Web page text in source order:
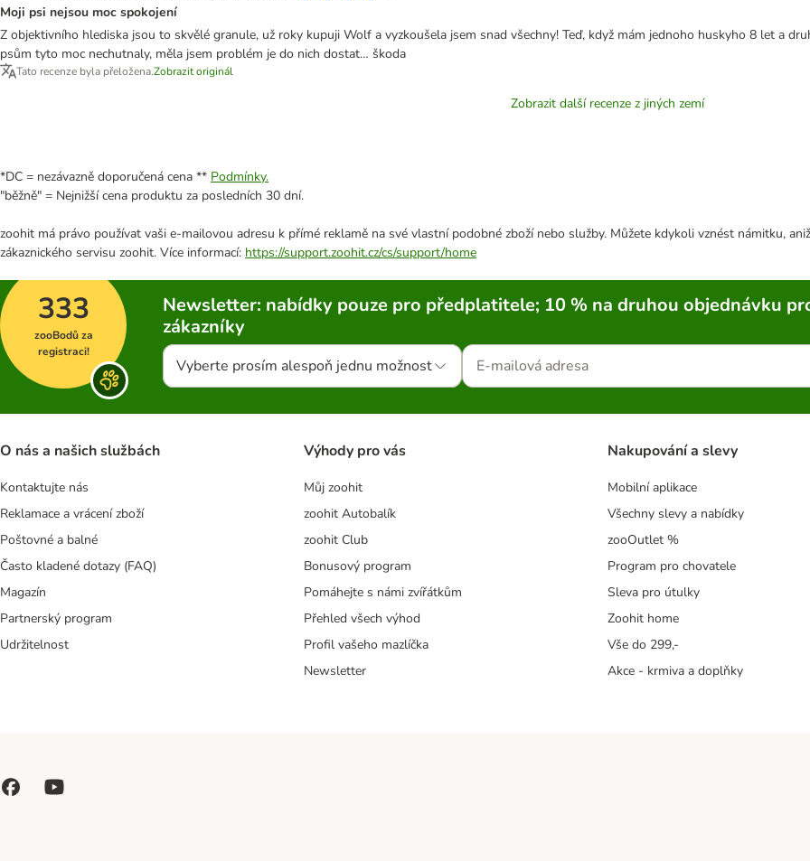
Moji psi nejsou moc spokojení
Z objektivního hlediska jsou to skvělé granule, už roky kupuji Wolf a vyzkoušela jsem snad všechny! Teď, když mám jednoho huskyho 8 let a
psům tyto moc nechutnaly, měla jsem problém je do nich dostat… škoda
Tato recenze byla přeložena.Zobrazit originál
Zobrazit další recenze z jiných zemí
*DC = nezávazně doporučená cena ** Podmínky.
"běžně" = Nejnižší cena produktu za posledních 30 dní.
zoohit má právo používat vaši e-mailovou adresu k přímé reklamě na své vlastní podobné zboží nebo služby. Můžete kdykoli vznést námitku,
zákaznického servisu zoohit. Více informací: https://support.zoohit.cz/cs/support/home
333
zooBodů za
registraci!
Newsletter: nabídky pouze pro předplatitele; 10 % na druhou objednávku
zákazníky
Vyberte prosím alespoň jednu možnost
O nás a našich službách
Kontaktujte nás
Reklamace a vrácení zboží
Poštovné a balné
Často kladené dotazy (FAQ)
Magazín
Partnerský program
Udržitelnost
Výhody pro vás
Můj zoohit
zoohit Autobalík
zoohit Club
Bonusový program
Pomáhejte s námi zvířátkům
Přehled všech výhod
Profil vašeho mazlíčka
Newsletter
Nakupování a slevy
Mobilní aplikace
Všechny slevy a nabídky
zooOutlet %
Program pro chovatele
Sleva pro útulky
Zoohit home
Vše do 299,-
Akce - krmiva a doplňky